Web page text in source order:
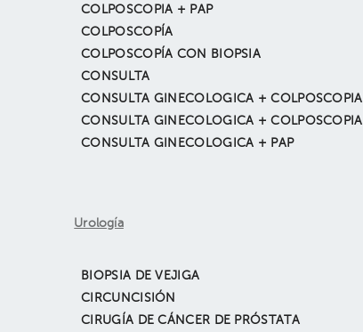
COLPOSCOPIA + PAP
COLPOSCOPÍA
COLPOSCOPÍA CON BIOPSIA
CONSULTA
CONSULTA GINECOLOGICA + COLPOSCOPIA
CONSULTA GINECOLOGICA + PAP
Urología
BIOPSIA DE VEJIGA
CIRCUNCISIÓN
CIRUGÍA DE CÁNCER DE PRÓSTATA